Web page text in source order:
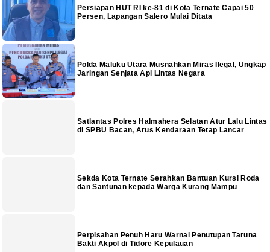
Persiapan HUT RI ke-81 di Kota Ternate Capai 50
Persen, Lapangan Salero Mulai Ditata
Polda Maluku Utara Musnahkan Miras Ilegal, Ungkap
Jaringan Senjata Api Lintas Negara
Satlantas Polres Halmahera Selatan Atur Lalu Lintas
di SPBU Bacan, Arus Kendaraan Tetap Lancar
Sekda Kota Ternate Serahkan Bantuan Kursi Roda
dan Santunan kepada Warga Kurang Mampu
Perpisahan Penuh Haru Warnai Penutupan Taruna
Bakti Akpol di Tidore Kepulauan